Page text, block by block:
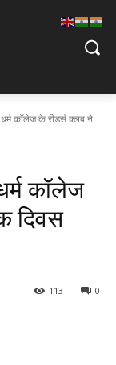
कॉलेज के रीडर्स क्लब ने
कॉलेज
दिवस
0
113